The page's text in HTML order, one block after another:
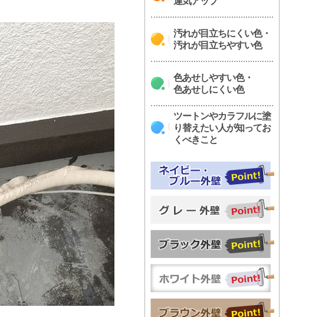
汚れが目立ちにくい色・
汚れが目立ちやすい色
色あせしやすい色・
色あせしにくい色
ツートンやカラフルに塗
り替えたい人が知ってお
くべきこと